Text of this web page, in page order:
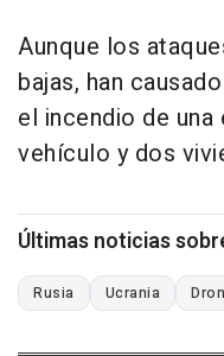
Aunque los
bajas, han
el incendio de una
vehículo y dos
Últimas noticias
Rusia Ucrania